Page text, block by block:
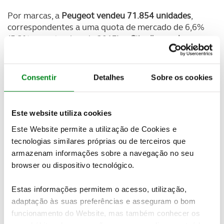
Consentir Detalhes Sobre os cookies
Este website utiliza cookies
Este Website permite a utilização de Cookies e
tecnologias similares próprias ou de terceiros que
armazenam informações sobre a navegação no seu
browser ou dispositivo tecnológico.
Estas informações permitem o acesso, utilização,
adaptação às suas preferências e asseguram o bom
funcionamento do Website, mas também conhecer os
Por marcas, a Peugeot vendeu 71.854 unidades,
correspondentes a uma quota de mercado de 6,6%
(5,3% em setembro de 2017), a
Citroën vendeu
, que equivalem a uma penetração
de 4% (3,1% há um ano), aDS representou 3.034
vendase manteve a quota de 0,3%. As marcasOpel
período homólogo).
Em Portugal, em setembro, a Peugeot liderou quer
o mercado de veículos de passageiros, quer o de
comerciais ligeiros, quer o conjunto dos dois, com
2.095 viaturas vendidas e uma quota global de
ao período homólogo do ano passado, num
mercado que recuou 11,7%.